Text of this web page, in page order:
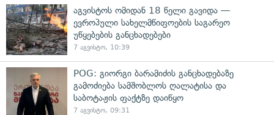
აგვისტოს ომიდან 18 წელი გავიდა —
ევროპული სახელმწიფოების საგარეო
უწყებების განცხადებები
7 აგვისტო, 10:39
POG: გიორგი ბარამიძის განცხადებაზე
გამოძიება სამშობლოს ღალატისა და
საბოტაჟის ფაქტზე დაიწყო
7 აგვისტო, 09:31